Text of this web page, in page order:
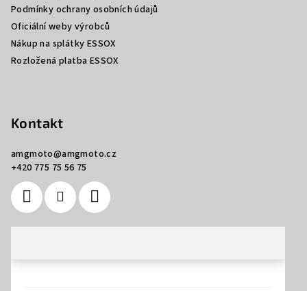
Podmínky ochrany osobních údajů
Oficiální weby výrobců
Nákup na splátky ESSOX
Rozložená platba ESSOX
Kontakt
amgmoto@amgmoto.cz
+420 775 75 56 75